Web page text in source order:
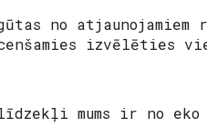
no atjaunojamiem
izvēlēties
līdzekļi mums ir no